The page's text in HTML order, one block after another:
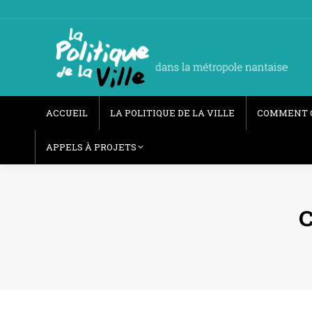
ACCUEIL LA POLITIQUE DE LA VILLE COMMENT
APPELS À PROJETS